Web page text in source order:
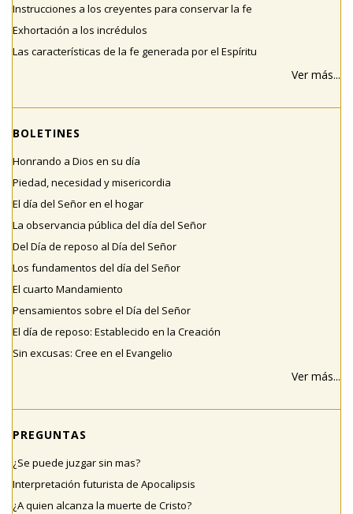
Instrucciones a los creyentes para conservar la fe
Exhortación a los incrédulos
Las características de la fe generada por el Espíritu
Ver más...
BOLETINES
Honrando a Dios en su día
Piedad, necesidad y misericordia
El día del Señor en el hogar
La observancia pública del día del Señor
Del Día de reposo al Día del Señor
Los fundamentos del día del Señor
El cuarto Mandamiento
Pensamientos sobre el Día del Señor
El día de reposo: Establecido en la Creación
Sin excusas: Cree en el Evangelio
Ver más...
PREGUNTAS
¿Se puede juzgar sin mas?
Interpretación futurista de Apocalipsis
¿A quien alcanza la muerte de Cristo?